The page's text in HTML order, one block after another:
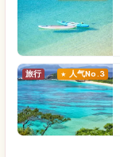
旅行 人气No.3